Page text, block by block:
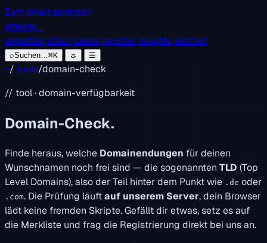
Zum Inhalt springen
siteway
expertisestackcasesagentur insights kontakt
⌕Suchen…⌘K ☼ ☰
~/ tools/domain-check
// tool · domain-verfügbarkeit
Domain-Check.
Finde heraus, welche Domainendungen für deinen
Wunschnamen noch frei sind — die sogenannten TLD (Top
Level Domains), also der Teil hinter dem Punkt wie .de oder
.com. Die Prüfung läuftauf unserem Server, dein Browser
lädt keine fremden Skripte. Gefällt dir etwas, setz es auf
die Merkliste und frag die Registrierung direkt bei uns an.